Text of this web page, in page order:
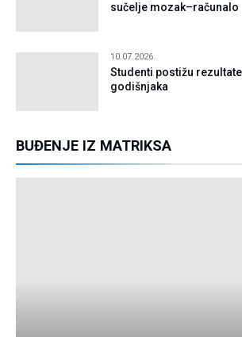
sučelje mozak–računalo
10.07.2026.
Studenti postižu
godišnjaka
BUĐENJE IZ MATRIKSA